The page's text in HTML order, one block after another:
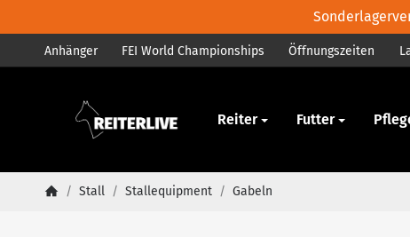
Anhänger FEI World Championships Öffnungszeiten
Pferd Reiter Futter
/ Stall / Stallequipment / Gabeln